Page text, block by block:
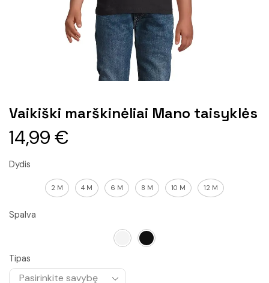
Vaikiški marškinėliai Mano taisyklės
14,99€
Dydis
2 M 4 M 6 M 8 M 10 M 12 M
Spalva
Tipas